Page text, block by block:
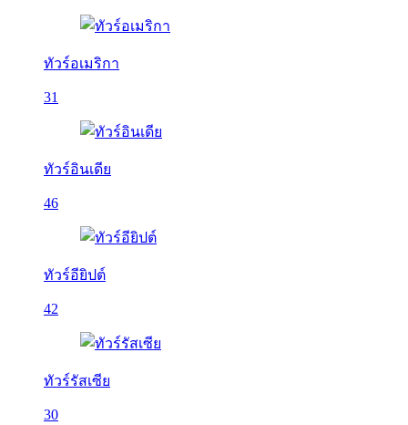
ทัวร์อเมริกา
31
ทัวร์อินเดีย
46
ทัวร์อียิปต์
42
ทัวร์รัสเซีย
30